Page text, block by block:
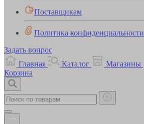
Поставщикам
Политика конфиденциальности
Задать вопрос
Главная
Каталог Магазины
Корзина